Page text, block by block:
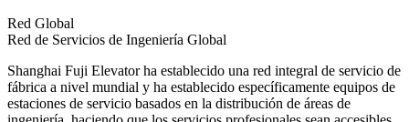
Red Global
Red de Servicios de Ingeniería Global
Shanghai Fuji Elevator ha establecido una red integral de servicio de
fábrica a nivel mundial y ha establecido específicamente equipos de
estaciones de servicio basados en la distribución de áreas de